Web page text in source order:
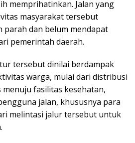
memprihatinkan. Jalan yang
masyarakat tersebut
parah dan belum mendapat
pemerintah daerah.
tersebut dinilai berdampak
warga, mulai dari distribusi
fasilitas kesehatan,
jalan, khususnya para
melintasi jalur tersebut untuk